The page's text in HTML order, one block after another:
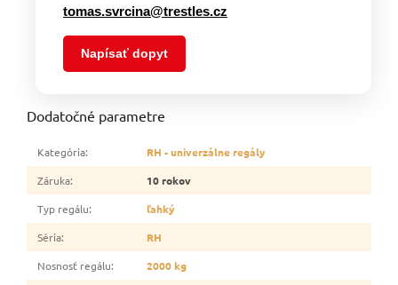
tomas.svrcina@trestles.cz
Napísať dopyt
Dodatočné parametre
Kategória:
RH - univerzálne regály
Záruka:
10 rokov
Typ regálu:
ľahký
Séria:
RH
Nosnosť regálu:
2000 kg